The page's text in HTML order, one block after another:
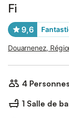
Fi
9,6
Douarnenez,
4 Personnes
1 Salle de